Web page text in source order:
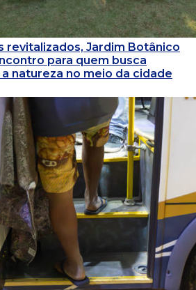
revitalizados, Jardim Botânico
para quem busca
natureza no meio da cidade